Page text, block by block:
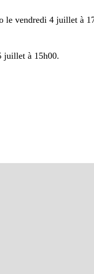
le vendredi 4 juillet à
juillet à 15h00.